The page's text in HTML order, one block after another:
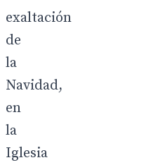
exaltación
de
la
Navidad,
en
la
Iglesia